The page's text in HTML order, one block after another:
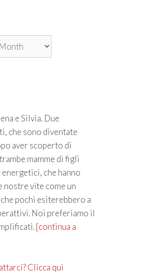
e Silvia. Due
che sono diventate
aver scoperto di
mamme di figli
che hanno
vite come un
pochi esiterebbero a
Noi preferiamo il
[continua a
Clicca qui